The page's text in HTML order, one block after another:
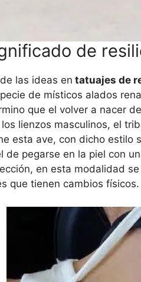
de
las ideas en tatuajes de
de místicos alados
que el volver a nacer
lienzos masculinos, el
esta ave, con dicho estilo
de pegarse en la piel con
en esta modalidad
que tienen cambios físicos.